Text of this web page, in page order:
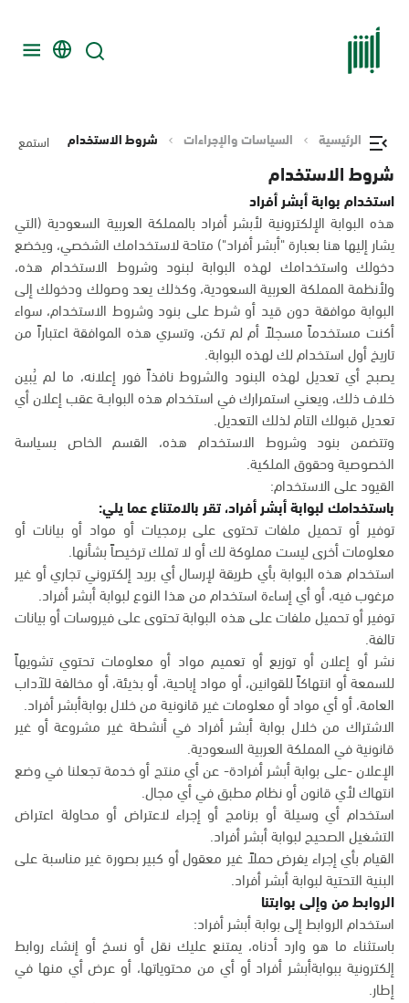
الرئيسية السياسات والإجراءات شروط الاستخدام استمع
شروط الاستخدام
استخدام بوابة أبشر أفراد
هذه البوابة الإلكترونية لأبشر أفراد بالمملكة العربية السعودية (التي
يشار إليها هنا بعبارة "أبشر أفراد") متاحة لاستخدامك الشخصي، ويخضع
دخولك واستخدامك لهذه البوابة لبنود وشروط الاستخدام هذه،
ولأنظمة المملكة العربية السعودية، وكذلك يعد وصولك ودخولك إلى
البوابة موافقة دون قيد أو شرط على بنود وشروط الاستخدام، سواء
أكنت مستخدماً مسجلاً أم لم تكن، وتسري هذه الموافقة اعتباراً من
تاريخ أول استخدام لك لهذه البوابة.
يصبح أي تعديل لهذه البنود والشروط نافذاً فور إعلانه، ما لم يُبين
خلاف ذلك، ويعني استمرارك في استخدام هذه البوابــة عقب إعلان أي
تعديل قبولك التام لذلك التعديل.
وتتضمن بنود وشروط الاستخدام هذه، القسم الخاص بسياسة
الخصوصية وحقوق الملكية.
القيود على الاستخدام:
باستخدامك لبوابة أبشر أفراد، تقر بالامتناع عما يلي:
توفير أو تحميل ملفات تحتوى على برمجيات أو مواد أو بيانات أو
معلومات أخرى ليست مملوكة لك أو لا تملك ترخيصاً بشأنها.
استخدام هذه البوابة بأي طريقة لإرسال أي بريد إلكتروني تجاري أو غير
مرغوب فيه، أو أي إساءة استخدام من هذا النوع لبوابة أبشر أفراد.
توفير أو تحميل ملفات على هذه البوابة تحتوى على فيروسات أو بيانات
تالفة.
نشر أو إعلان أو توزيع أو تعميم مواد أو معلومات تحتوي تشويهاً
للسمعة أو انتهاكاً للقوانين، أو مواد إباحية، أو بذيئة، أو مخالفة للآداب
العامة، أو أي مواد أو معلومات غير قانونية من خلال بوابةأبشر أفراد.
الاشتراك من خلال بوابة أبشر أفراد في أنشطة غير مشروعة أو غير
قانونية في المملكة العربية السعودية.
الإعلان -على بوابة أبشر أفرادة- عن أي منتج أو خدمة تجعلنا في وضع
انتهاك لأي قانون أو نظام مطبق في أي مجال.
استخدام أي وسيلة أو برنامج أو إجراء لاعتراض أو محاولة اعتراض
التشغيل الصحيح لبوابة أبشر أفراد.
القيام بأي إجراء يفرض حملاً غير معقول أو كبير بصورة غير مناسبة على
البنية التحتية لبوابة أبشر أفراد.
الروابط من وإلى بوابتنا
استخدام الروابط إلى بوابة أبشر أفراد:
باستثناء ما هو وارد أدناه، يمتنع عليك نقل أو نسخ أو إنشاء روابط
إلكترونية ببوابةأبشر أفراد أو أي من محتوياتها، أو عرض أي منها في
إطار.